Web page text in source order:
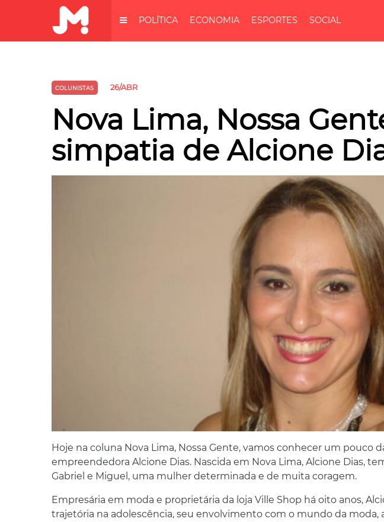
POLÍTICA ECONOMIA ESPORTES SOCIAL
COLUNISTAS 26/ABR
Nova Lima, Nossa
simpatia de Alcione
Hoje na coluna Nova Lima, Nossa Gente, vamos conhecer um pouco
empreendedora Alcione Dias. Nascida em Nova Lima, Alcione Dias,
Gabriel e Miguel, uma mulher determinada e de muita coragem.
Empresária em moda e proprietária da loja Ville Shop há oito anos,
trajetória na adolescência, seu envolvimento com o mundo da moda,